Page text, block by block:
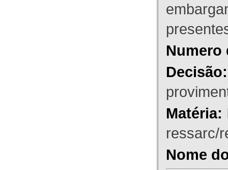
Numero
Decisão:
Matéria:
ressarc/
Nome